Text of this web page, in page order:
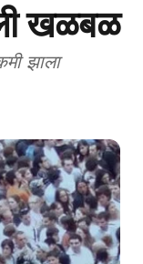
खळबळ
झाला